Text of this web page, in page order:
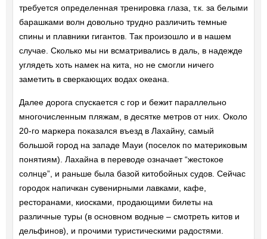
требуется определенная тренировка глаза, т.к. за белыми
барашками волн довольно трудно различить темные
спины и плавники гигантов. Так произошло и в нашем
случае. Сколько мы ни всматривались в даль, в надежде
углядеть хоть намек на кита, но не смогли ничего
заметить в сверкающих водах океана.
Далее дорога спускается с гор и бежит параллельно
многочисленным пляжам, в десятке метров от них. Около
20-го маркера показался въезд в Лахайну, самый
большой город на западе Мауи (поселок по материковым
понятиям). Лахайна в переводе означает “жестокое
солнце”, и раньше была базой китобойных судов. Сейчас
городок напичкан сувенирными лавками, кафе,
ресторанами, киосками, продающими билеты на
различные туры (в основном водные – смотреть китов и
дельфинов), и прочими туристическими радостями.